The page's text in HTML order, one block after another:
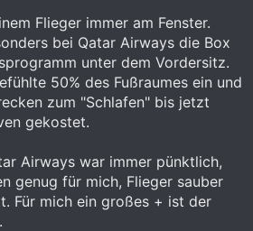
Flieger immer am Fenster.
bei Qatar Airways die Box
unter dem Vordersitz.
50% des Fußraumes ein und
zum "Schlafen" bis jetzt
gekostet.
Airways war immer pünktlich,
genug für mich, Flieger sauber
Für mich ein großes + ist der